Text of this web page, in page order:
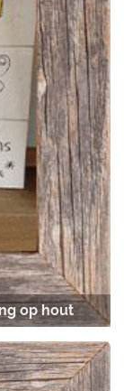
op hout